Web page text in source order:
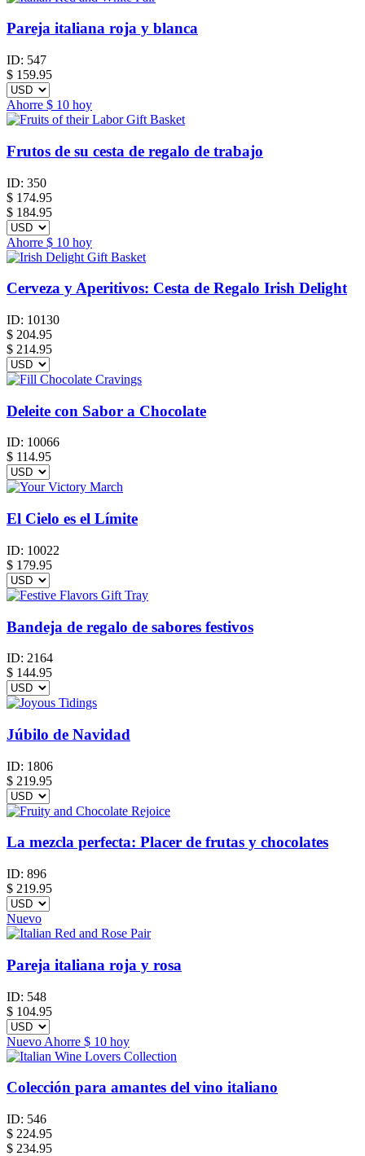
Pareja italiana roja y blanca
ID: 547
$ 159.95
Ahorre $ 10 hoy
Frutos de su cesta de regalo de trabajo
ID: 350
$ 174.95
$ 184.95
Ahorre $ 10 hoy
Cerveza y Aperitivos: Cesta de Regalo Irish Delight
ID: 10130
$ 204.95
$ 214.95
Deleite con Sabor a Chocolate
ID: 10066
$ 114.95
El Cielo es el Límite
ID: 10022
$ 179.95
Bandeja de regalo de sabores festivos
ID: 2164
$ 144.95
Júbilo de Navidad
ID: 1806
$ 219.95
La mezcla perfecta: Placer de frutas y chocolates
ID: 896
$ 219.95
Nuevo
Pareja italiana roja y rosa
ID: 548
$ 104.95
Nuevo Ahorre $ 10 hoy
Colección para amantes del vino italiano
ID: 546
$ 224.95
$ 234.95